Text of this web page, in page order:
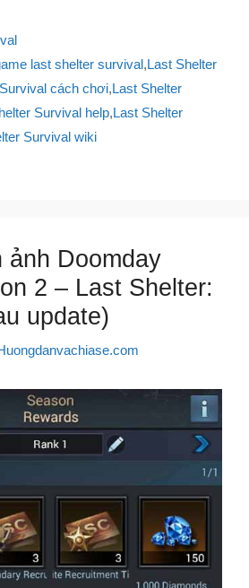
last shelter survival,Last Shelter
cách chơi,Last Shelter
Survival help,Last Shelter
Survival wiki
ảnh Doomday
2 – Last Shelter:
update)